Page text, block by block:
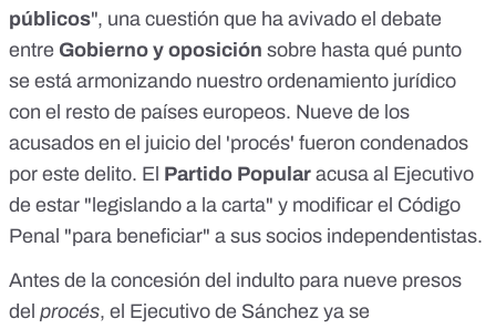
públicos", una cuestión que ha avivado el debate
entre Gobierno y oposición sobre hasta qué punto
se está armonizando nuestro ordenamiento jurídico
con el resto de países europeos. Nueve de los
acusados en el juicio del 'procés' fueron condenados
por este delito. El Partido Popular acusa al Ejecutivo
de estar "legislando a la carta" y modificar el Código
Penal "para beneficiar" a sus socios independentistas.
Antes de la concesión del indulto para nueve presos
del procés, el Ejecutivo de Sánchez ya se